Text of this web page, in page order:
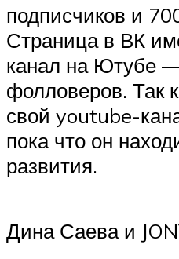
подписчиков и
Страница в ВК
канал на Ютубе
фолловеров. Так
свой youtube-
пока что он
развития.
Дина Саева и